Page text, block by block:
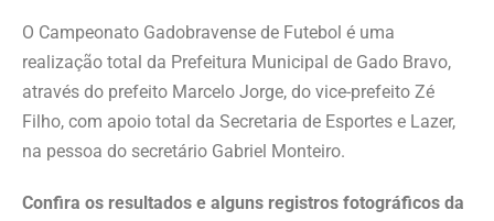
O Campeonato Gadobravense de Futebol é uma
realização total da Prefeitura Municipal de Gado Bravo,
através do prefeito Marcelo Jorge, do vice-prefeito Zé
Filho, com apoio total da Secretaria de Esportes e Lazer,
na pessoa do secretário Gabriel Monteiro.
Confira os resultados e alguns registros fotográficos da